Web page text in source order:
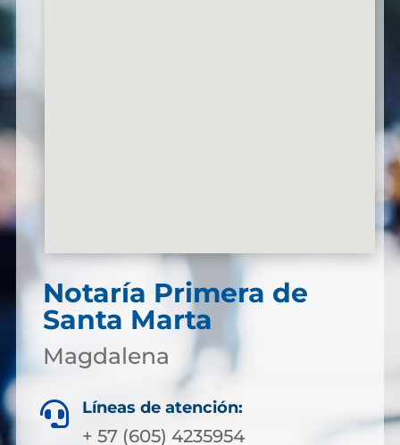
Notaría Primera de
Santa Marta
Magdalena
 Líneas de atención:
+ 57 (605) 4235954